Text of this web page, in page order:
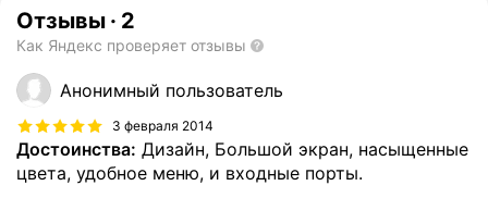
Отзывы · 2
Как Яндекс проверяет отзывы
Анонимный пользователь
3 февраля 2014
Достоинства: Дизайн, Большой экран, насыщенные
цвета, удобное меню, и входные порты.